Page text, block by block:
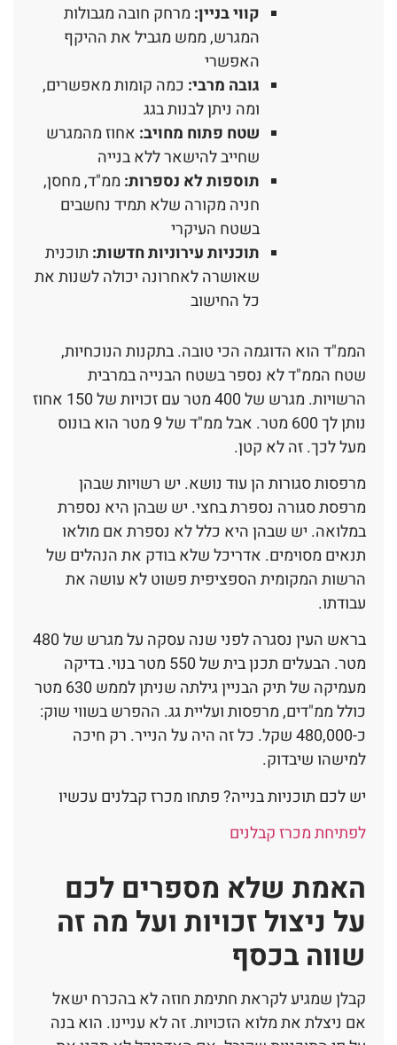
קווי בניין: מרחק חובה מגבולות
המגרש, ממש מגביל את ההיקף
האפשרי
גובה מרבי: כמה קומות מאפשרים,
ומה ניתן לבנות בגג
שטח פתוח מחויב: אחוז מהמגרש
שחייב להישאר ללא בנייה
תוספות לא נספרות: ממ"ד, מחסן,
חניה מקורה שלא תמיד נחשבים
בשטח העיקרי
תוכניות עירוניות חדשות: תוכנית
שאושרה לאחרונה יכולה לשנות את
כל החישוב
הממ"ד הוא הדוגמה הכי טובה. בתקנות הנוכחיות,
שטח הממ"ד לא נספר בשטח הבנייה במרבית
הרשויות. מגרש של 400 מטר עם זכויות של 150 אחוז
נותן לך 600 מטר. אבל ממ"ד של 9 מטר הוא בונוס
מעל לכך. זה לא קטן.
מרפסות סגורות הן עוד נושא. יש רשויות שבהן
מרפסת סגורה נספרת בחצי. יש שבהן היא נספרת
במלואה. יש שבהן היא כלל לא נספרת אם מולאו
תנאים מסוימים. אדריכל שלא בודק את הנהלים של
הרשות המקומית הספציפית פשוט לא עושה את
עבודתו.
בראש העין נסגרה לפני שנה עסקה על מגרש של 480
מטר. הבעלים תכנן בית של 550 מטר בנוי. בדיקה
מעמיקה של תיק הבניין גילתה שניתן לממש 630 מטר
כולל ממ"דים, מרפסות ועליית גג. ההפרש בשווי שוק:
כ-480,000 שקל. כל זה היה על הנייר. רק חיכה
למישהו שיבדוק.
יש לכם תוכניות בנייה? פתחו מכרז קבלנים עכשיו
לפתיחת מכרז קבלנים
האמת שלא מספרים לכם
על ניצול זכויות ועל מה זה
שווה בכסף
קבלן שמגיע לקראת חתימת חוזה לא בהכרח ישאל
אם ניצלת את מלוא הזכויות. זה לא עניינו. הוא בנה